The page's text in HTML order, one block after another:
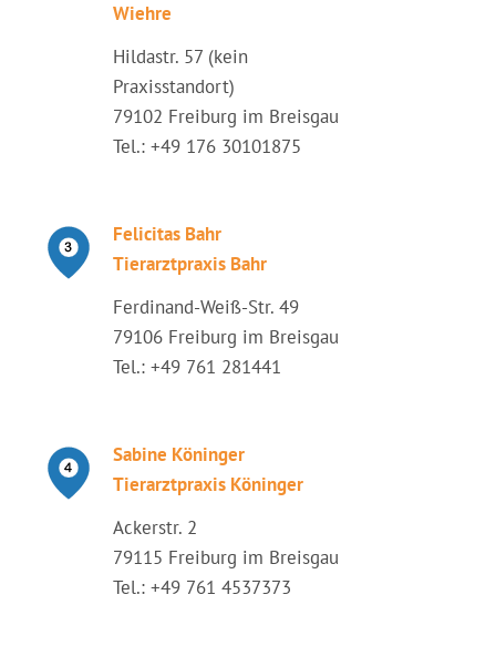
Wiehre
Hildastr. 57 (kein
Praxisstandort)
79102 Freiburg im Breisgau
Tel.: +49 176 30101875
Felicitas Bahr
Tierarztpraxis Bahr
Ferdinand-Weiß-Str. 49
79106 Freiburg im Breisgau
Tel.: +49 761 281441
Sabine Köninger
Tierarztpraxis Köninger
Ackerstr. 2
79115 Freiburg im Breisgau
Tel.: +49 761 4537373